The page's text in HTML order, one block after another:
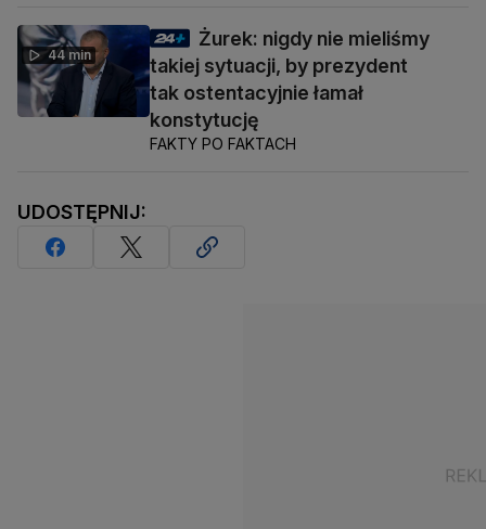
44 min
Żurek: nigdy nie mieliśmy
takiej sytuacji, by prezydent
tak ostentacyjnie łamał
konstytucję
FAKTY PO FAKTACH
UDOSTĘPNIJ: